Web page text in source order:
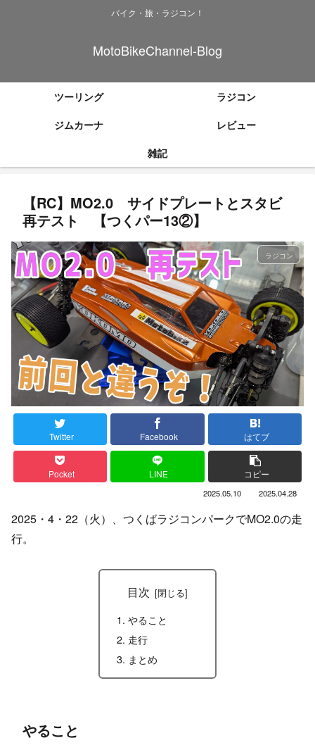
バイク・旅・ラジコン！
MotoBikeChannel-Blog
ツーリング
ラジコン
ジムカーナ
レビュー
雑記
【RC】MO2.0 サイドプレートとスタビ
再テスト 【つくパー13②】
ラジコン
Twitter Facebook はてブ
Pocket LINE コピー
2025.05.10 2025.04.28
2025・4・22（火）、つくばラジコンパークでMO2.0の走
行。
目次
やること
走行
まとめ
やること